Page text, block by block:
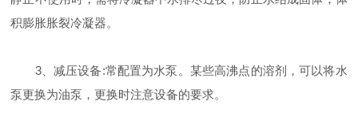
积膨胀胀裂冷凝器。
3、减压设备:常配置为水泵。某些高沸点的溶剂，可以将水
泵更换为油泵，更换时注意设备的要求。